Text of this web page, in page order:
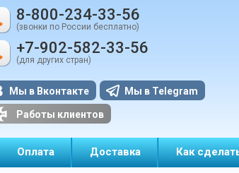
8-800-234-33-56
(звонки по России бесплатно)
+7-902-582-33-56
(для других стран)
Мы в Вконтакте Мы в Telegram
Работы клиентов
Оплата Доставка Как